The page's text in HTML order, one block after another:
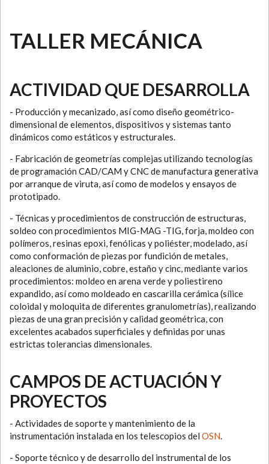
TALLER MECÁNICA
ACTIVIDAD QUE DESARROLLA
- Producción y mecanizado, así como diseño geométrico-
dimensional de elementos, dispositivos y sistemas tanto
dinámicos como estáticos y estructurales.
- Fabricación de geometrías complejas utilizando tecnologías
de programación CAD/CAM y CNC de manufactura generativa
por arranque de viruta, así como de modelos y ensayos de
prototipado.
- Técnicas y procedimientos de construcción de estructuras,
soldeo con procedimientos MIG-MAG -TIG, forja, moldeo con
polímeros, resinas epoxi, fenólicas y poliéster, modelado, así
como conformación de piezas por fundición de metales,
aleaciones de aluminio, cobre, estaño y cinc, mediante varios
procedimientos: moldeo en arena verde y poliestireno
expandido, así como moldeado en cascarilla cerámica (sílice
coloidal y moloquita de diferentes granulometrías), realizando
piezas de una gran precisión y calidad geométrica, con
excelentes acabados superficiales y definidas por unas
estrictas tolerancias dimensionales.
CAMPOS DE ACTUACIÓN Y
PROYECTOS
- Actividades de soporte y mantenimiento de la
instrumentación instalada en los telescopios del OSN.
- Soporte técnico y de desarrollo del instrumental de los